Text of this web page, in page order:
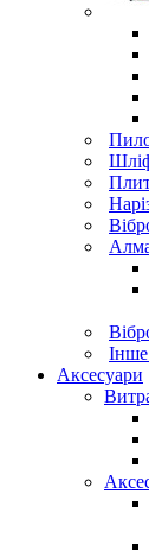
Аксесуари